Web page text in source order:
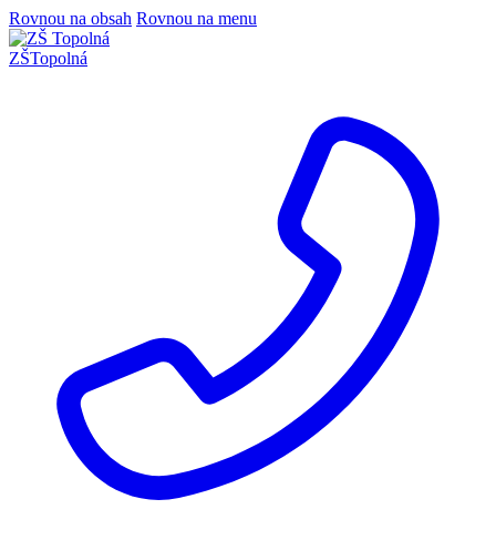
Rovnou na obsah Rovnou na menu
ZŠTopolná